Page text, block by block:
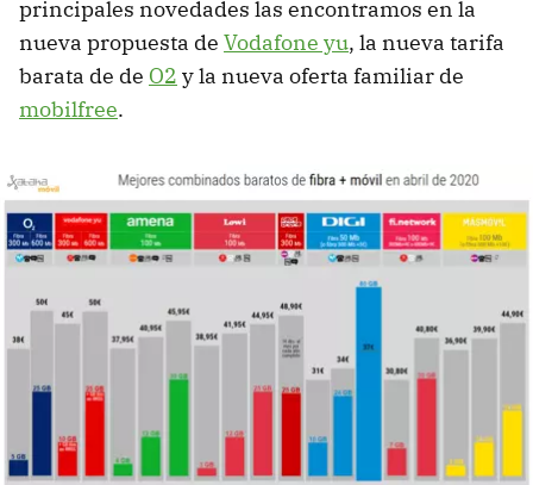
principales novedades las encontramos en la
nueva propuesta de Vodafone yu, la nueva tarifa
barata de de O2 y la nueva oferta familiar de
mobilfree.